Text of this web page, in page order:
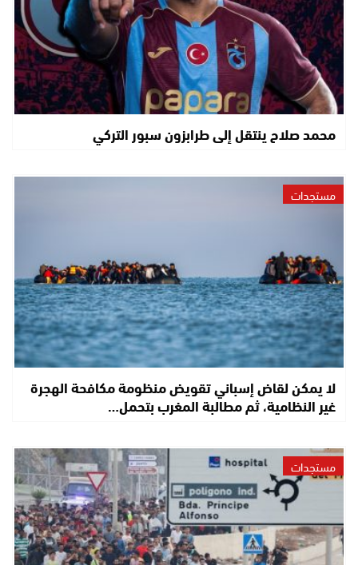
محمد صلاح ينتقل إلى طرابزون سبور التركي
مستجدات
لا يمكن لقاض إسباني تقويض منظومة مكافحة الهجرة
غير النظامية، ثم مطالبة المغرب بتحمل…
مستجدات